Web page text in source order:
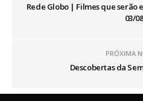
Rede Globo | Filmes que serão
03/
PRÓXIMA
Descobertas da